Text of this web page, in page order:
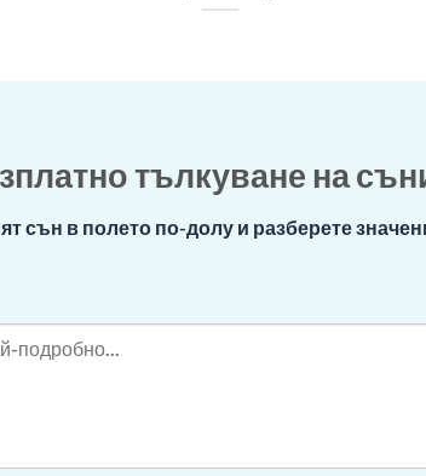
тълкуване на
сън в полето по-долу и разберете